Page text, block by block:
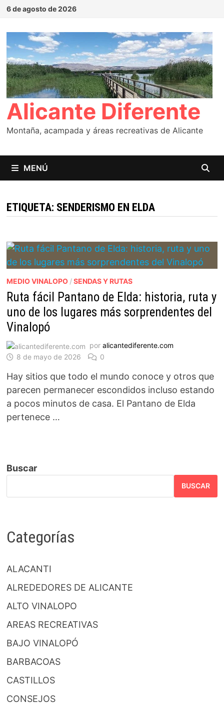
Saltar
contenido
6 de agosto de 2026
Alicante Diferente
Montaña, acampada y áreas recreativas de Alicante
MENÚ
ETIQUETA: SENDERISMO EN ELDA
MEDIO VINALOPO/SENDAS Y RUTAS
Ruta fácil Pantano de Elda: historia, ruta y
uno de los lugares más sorprendentes del
Vinalopó
por alicantediferente.com
8 de mayo de 2026
0
Hay sitios que todo el mundo conoce y otros que
parecen permanecer escondidos incluso estando
a pocos minutos de casa. El Pantano de Elda
pertenece …
Buscar
BUSCAR
Categorías
ALACANTI
ALREDEDORES DE ALICANTE
ALTO VINALOPO
AREAS RECREATIVAS
BAJO VINALOPÓ
BARBACOAS
CASTILLOS
CONSEJOS